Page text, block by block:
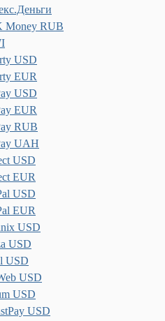
Money RUB
USD
EUR
USD
EUR
RUB
UAH
USD
EUR
USD
EUR
USD
USD
USD
USD
USD
USD